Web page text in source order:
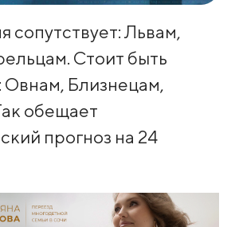
сопутствует: Львам,
Стоит быть
Близнецам,
обещает
прогноз на 24